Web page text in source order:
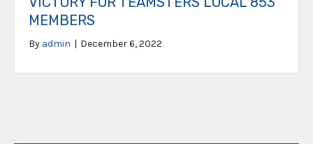
MEMBERS
By admin | December 6, 2022